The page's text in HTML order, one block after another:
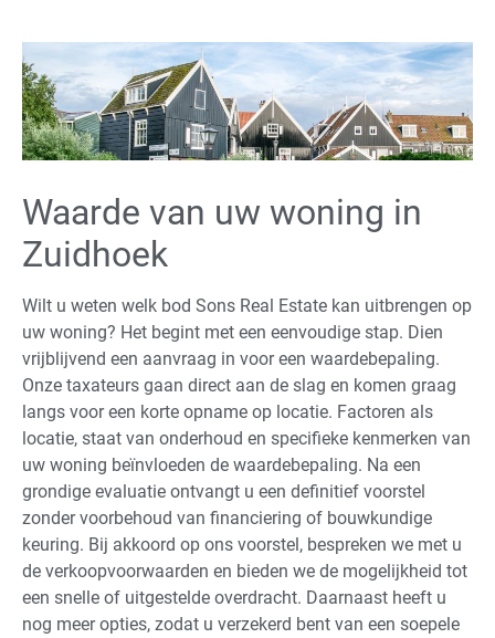
Waarde van uw woning in
Zuidhoek
Wilt u weten welk bod Sons Real Estate kan uitbrengen op
uw woning? Het begint met een eenvoudige stap. Dien
vrijblijvend een aanvraag in voor een waardebepaling.
Onze taxateurs gaan direct aan de slag en komen graag
langs voor een korte opname op locatie. Factoren als
locatie, staat van onderhoud en specifieke kenmerken van
uw woning beïnvloeden de waardebepaling. Na een
grondige evaluatie ontvangt u een definitief voorstel
zonder voorbehoud van financiering of bouwkundige
keuring. Bij akkoord op ons voorstel, bespreken we met u
de verkoopvoorwaarden en bieden we de mogelijkheid tot
een snelle of uitgestelde overdracht. Daarnaast heeft u
nog meer opties, zodat u verzekerd bent van een soepele